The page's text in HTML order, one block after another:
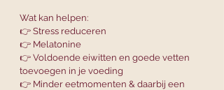
Wat kan helpen:
👉 Stress reduceren
👉 Melatonine
👉 Voldoende eiwitten en goede vetten
toevoegen in je voeding
👉 Minder eetmomenten & daarbij een